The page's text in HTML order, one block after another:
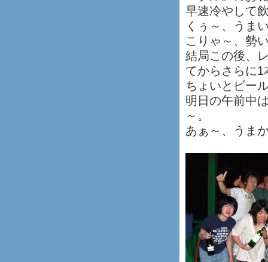
早速冷やして
くぅ～、うま
こりゃ～、勢
結局この後、
てからさらに1
ちょいとビー
明日の午前中
～。
あぁ～、うま